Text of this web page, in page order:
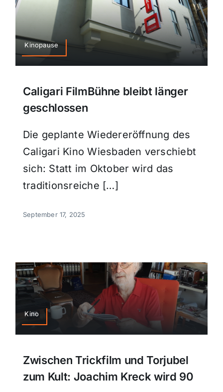
Kinopause
Caligari FilmBühne bleibt länger
geschlossen
Die geplante Wiedereröffnung des
Caligari Kino Wiesbaden verschiebt
sich: Statt im Oktober wird das
traditionsreiche […]
September 17, 2025
Kino
Zwischen Trickfilm und Torjubel
zum Kult: Joachim Kreck wird 90